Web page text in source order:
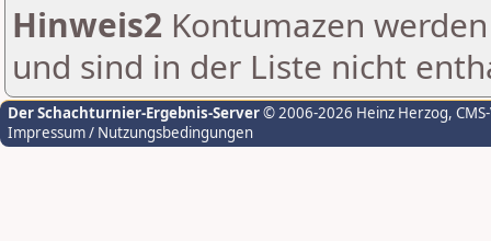
Hinweis2 Kontumazen
und sind in der Liste nicht
Der Schachturnier-Ergebnis-Server© 2006-2026 Heinz Herzog,
Impressum / Nutzungsbedingungen